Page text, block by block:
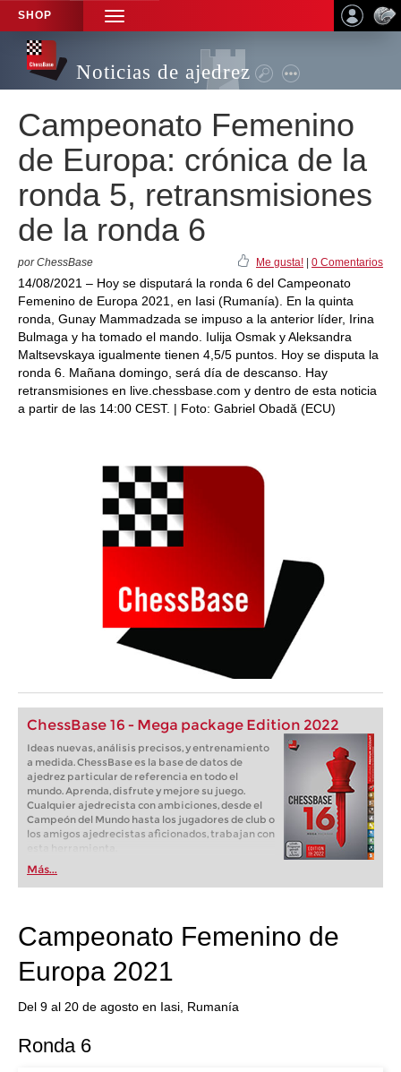
SHOP
TOGGLE
NAVIGATION
Noticias de ajedrez
Campeonato Femenino
de Europa: crónica de la
ronda 5, retransmisiones
de la ronda 6
por ChessBase Me gusta! 0 Comentarios
14/08/2021 – Hoy se disputará la ronda 6 del Campeonato
Femenino de Europa 2021, en Iasi (Rumanía). En la quinta
ronda, Gunay Mammadzada se impuso a la anterior líder, Irina
Bulmaga y ha tomado el mando. Iulija Osmak y Aleksandra
Maltsevskaya igualmente tienen 4,5/5 puntos. Hoy se disputa la
ronda 6. Mañana domingo, será día de descanso. Hay
retransmisiones en live.chessbase.com y dentro de esta noticia
a partir de las 14:00 CEST. | Foto: Gabriel Obadă (ECU)
ChessBase 16 - Mega package Edition 2022
Ideas nuevas, análisis precisos, y entrenamiento
a medida. ChessBase es la base de datos de
ajedrez particular de referencia en todo el
mundo. Aprenda, disfrute y mejore su juego.
Cualquier ajedrecista con ambiciones, desde el
Campeón del Mundo hasta los jugadores de club o
los amigos ajedrecistas aficionados, trabajan con
Más...
Campeonato Femenino de
Europa 2021
Del 9 al 20 de agosto en Iasi, Rumanía
Ronda 6